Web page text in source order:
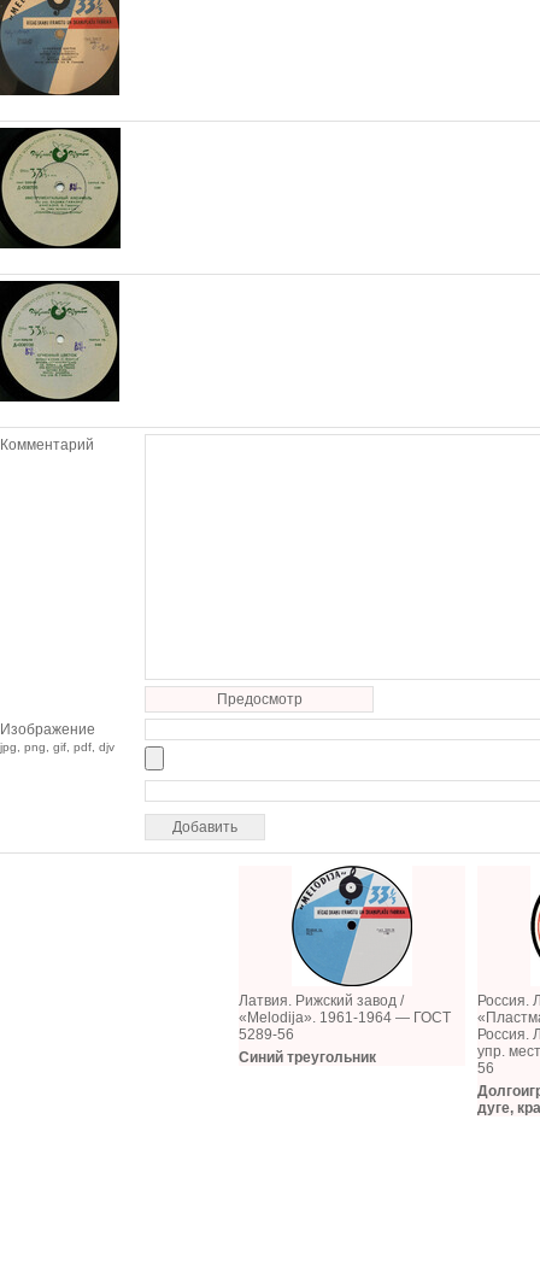
Комментарий
Предосмотр
Изображение
jpg, png, gif, pdf, djv
Латвия. Рижский завод /
«Melodija». 1961-1964 — ГОСТ
5289-56
Синий треугольник
Россия.
Россия.
упр.
56
дуге,